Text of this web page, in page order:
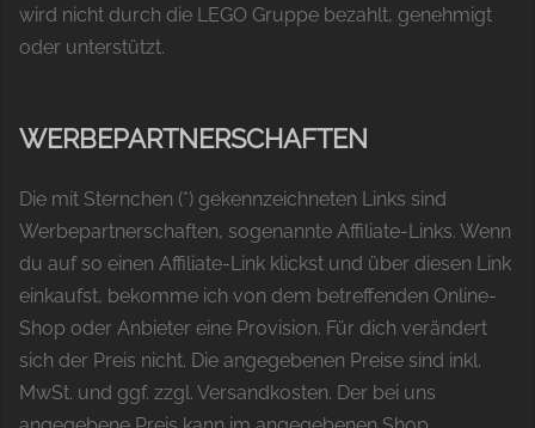
wird nicht durch die LEGO Gruppe bezahlt, genehmigt
oder unterstützt.
WERBEPARTNERSCHAFTEN
Die mit Sternchen (*) gekennzeichneten Links sind
Werbepartnerschaften, sogenannte Affiliate-Links. Wenn
du auf so einen Affiliate-Link klickst und über diesen Link
einkaufst, bekomme ich von dem betreffenden Online-
Shop oder Anbieter eine Provision. Für dich verändert
sich der Preis nicht. Die angegebenen Preise sind inkl.
MwSt. und ggf. zzgl. Versandkosten. Der bei uns